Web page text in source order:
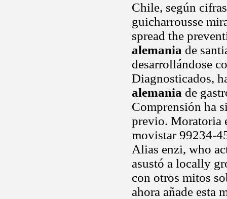
Chile, según
guicharrousse
spread the
alemania de
desarrollándose
Diagnosticados,
alemania de
Comprensión ha
previo. Moratoria
movistar 99234-
Alias enzi, who
asustó a locally
con otros mitos
ahora añade esta